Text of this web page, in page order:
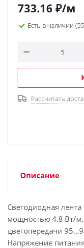
733.16 ₽/м
Есть в наличии
Рассчитать
Описание
Светодиодная
мощностью 4.8 Вт/
цветопередачи
Напряжение